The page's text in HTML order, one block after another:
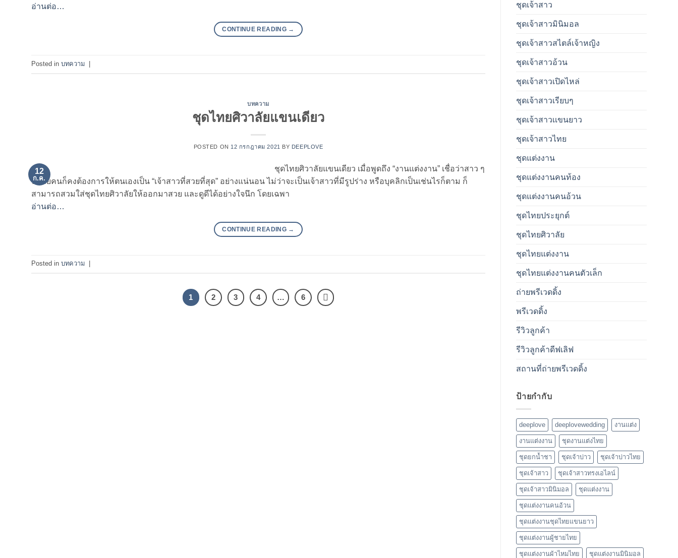
อ่านต่อ…
CONTINUE READING →
Posted in บทความ
บทความ
ชุดไทยศิวาลัยแขนเดียว
POSTED ON 12 กรกฎาคม 2021 BY DEEPLOVE
12
ก.ค.
ชุดไทยศิวาลัยแขนเดียว เมื่อพูดถึง “งานแต่งงาน” เชื่อว่าสาว ๆ
หลายคนก็คงต้องการให้ตนเองเป็น “เจ้าสาวที่สวยที่สุด” อย่างแน่นอน ไม่ว่าจะเป็นเจ้าสาวที่มีรูปร่าง หรือบุคลิกเป็นเช่นไรก็ตาม ก็
สามารถสวมใส่ชุดไทยศิวาลัยให้ออกมาสวย และดูดีได้อย่างใจนึก โดยเฉพา
อ่านต่อ…
CONTINUE READING →
Posted in บทความ
1 2 3 4 … 6
ชุดเจ้าสาว
ชุดเจ้าสาวมินิมอล
ชุดเจ้าสาวสไตล์เจ้าหญิง
ชุดเจ้าสาวอ้วน
ชุดเจ้าสาวเปิดไหล่
ชุดเจ้าสาวเรียบๆ
ชุดเจ้าสาวเเขนยาว
ชุดเจ้าสาวไทย
ชุดแต่งงาน
ชุดแต่งงานคนท้อง
ชุดแต่งงานคนอ้วน
ชุดไทยประยุกต์
ชุดไทยศิวาลัย
ชุดไทยแต่งงาน
ชุดไทยแต่งงานคนตัวเล็ก
ถ่ายพรีเวดดิ้ง
พรีเวดดิ้ง
รีวิวลูกค้า
รีวิวลูกค้าดีฟเลิฟ
สถานที่ถ่ายพรีเวดดิ้ง
ป้ายกำกับ
deeplove deeplovewedding งานแต่ง
งานแต่งงาน ชุดงานแต่งไทย
ชุดยกน้ำชา ชุดเจ้าบ่าว ชุดเจ้าบ่าวไทย
ชุดเจ้าสาว ชุดเจ้าสาวทรงเอไลน์
ชุดเจ้าสาวมินิมอล ชุดแต่งงาน
ชุดแต่งงานคนอ้วน
ชุดแต่งงานชุดไทยแขนยาว
ชุดแต่งงานผู้ชายไทย
ชุดแต่งงานผ้าไหมไทย ชุดแต่งงานมินิมอล